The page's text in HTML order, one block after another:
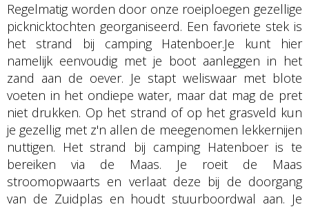
Regelmatig worden door onze roeiploegen gezellige
picknicktochten georganiseerd. Een favoriete stek is
het strand bij camping Hatenboer.Je kunt hier
namelijk eenvoudig met je boot aanleggen in het
zand aan de oever. Je stapt weliswaar met blote
voeten in het ondiepe water, maar dat mag de pret
niet drukken. Op het strand of op het grasveld kun
je gezellig met z'n allen de meegenomen lekkernijen
nuttigen. Het strand bij camping Hatenboer is te
bereiken via de Maas. Je roeit de Maas
stroomopwaarts en verlaat deze bij de doorgang
van de Zuidplas en houdt stuurboordwal aan. Je